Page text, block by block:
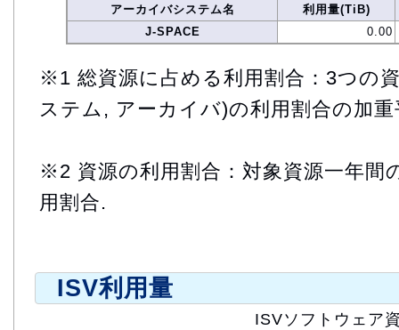
アーカイバシステム名
利用量(TiB)
J-SPACE
0.00
※1 総資源に占める利用割合：3つの
ステム, アーカイバ)の利用割合の加重
※2 資源の利用割合：対象資源一年間
用割合.
ISV利用量
ISVソフトウェア